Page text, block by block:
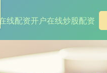
在线配资开户在线炒股配资